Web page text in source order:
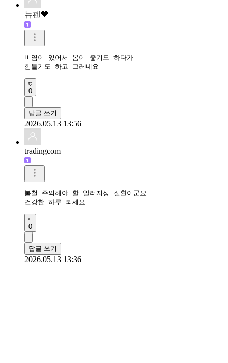
뉴펜🧡
비염이 있어서 봄이 좋기도 하다가
힘들기도 하고 그러네요
0
답글 쓰기
2026.05.13 13:56
tradingcom
봄철 주의해야 할 알러지성 질환이군요
건강한 하루 되세요
0
답글 쓰기
2026.05.13 13:36